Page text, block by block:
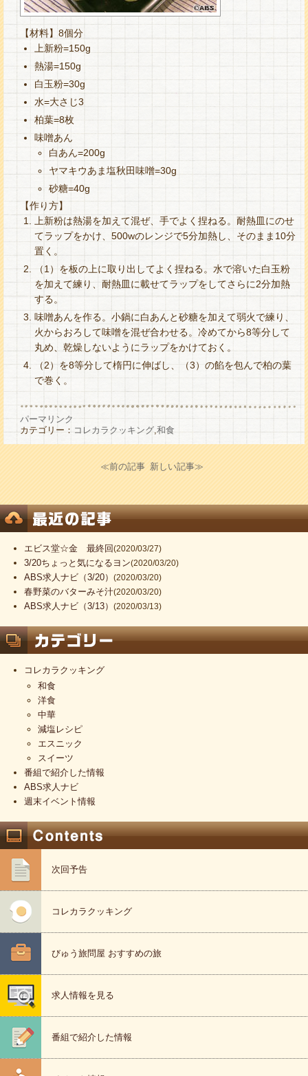
【材料】8個分
上新粉=150g
熱湯=150g
白玉粉=30g
水=大さじ3
柏葉=8枚
味噌あん
白あん=200g
ヤマキウあま塩秋田味噌=30g
砂糖=40g
【作り方】
上新粉は熱湯を加えて混ぜ、手でよく捏ねる。耐熱皿にのせ
てラップをかけ、500wのレンジで5分加熱し、そのまま10分
置く。
（1）を板の上に取り出してよく捏ねる。水で溶いた白玉粉
を加えて練り、耐熱皿に載せてラップをしてさらに2分加熱
する。
味噌あんを作る。小鍋に白あんと砂糖を加えて弱火で練り、
火からおろして味噌を混ぜ合わせる。冷めてから8等分して
丸め、乾燥しないようにラップをかけておく。
（2）を8等分して楕円に伸ばし、（3）の餡を包んで柏の葉
で巻く。
パーマリンク
カテゴリー： コレカラクッキング,和食
≪前の記事 新しい記事≫
エビス堂☆金 最終回(2020/03/27)
3/20ちょっと気になるヨン(2020/03/20)
ABS求人ナビ（3/20）(2020/03/20)
春野菜のバターみそ汁(2020/03/20)
ABS求人ナビ（3/13）(2020/03/13)
コレカラクッキング
和食
洋食
中華
減塩レシピ
エスニック
スイーツ
番組で紹介した情報
ABS求人ナビ
週末イベント情報
次回予告
コレカラクッキング
びゅう旅問屋 おすすめの旅
求人情報を見る
番組で紹介した情報